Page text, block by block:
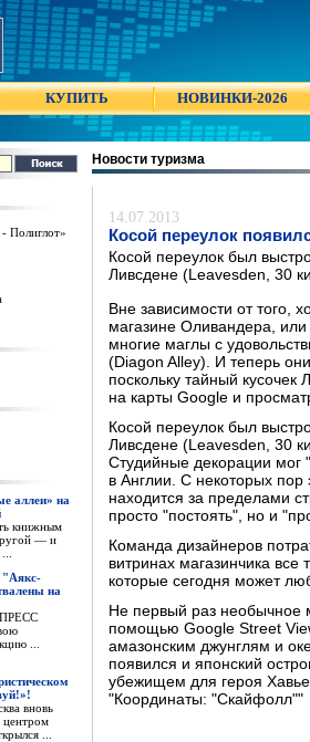
КУПИТЬ НОВИНКИ-2026
Полиглот»
аллеи» на
книжным
— и
"Аякс-
на
ПРЕСС
...
вновь
центром
...
Новости туризма
14.07.2013
Косой переулок
Косой переулок был
Ливсдене (Leavesden, 30
Вне зависимости от того,
магазине Оливандера, или
многие маглы с
(Diagon Alley). И теперь
поскольку тайный
на карты Google и
Косой переулок был
Ливсдене (Leavesden, 30
Студийные декорации мог
в Англии. С некоторых пор
находится за пределами
просто "постоять", но и
Команда дизайнеров
витринах магазинчика
которые сегодня может
Не первый раз необычное
помощью Google Street
амазонским джунглям и
появился и японский
убежищем для героя
"Координаты: "Скайфолл""